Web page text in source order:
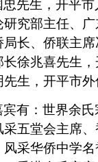
先生，开平
究部主任、
长、侨联主
徐兆喜先生
生，开平市
有：世界余
五堂会主席
采华侨中学